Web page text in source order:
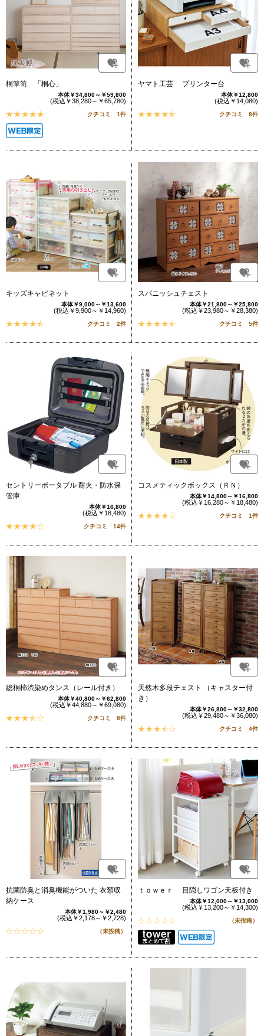
桐箪笥 「桐心」
本体￥34,800～￥59,800
(税込￥38,280～￥65,780)
クチコミ 1件
ヤマト工芸 プリンター台
本体￥12,800
(税込￥14,080)
クチコミ 8件
キッズキャビネット
本体￥9,000～￥13,600
(税込￥9,900～￥14,960)
クチコミ 2件
スパニッシュチェスト
本体￥21,800～￥25,800
(税込￥23,980～￥28,380)
クチコミ 5件
セントリーポータブル 耐火・防水保
管庫
本体￥16,800
(税込￥18,480)
クチコミ 14件
コスメティックボックス（ＲＮ）
本体￥14,800～￥16,800
(税込￥16,280～￥18,480)
クチコミ 1件
総桐柿渋染めタンス（レール付き）
本体￥40,800～￥62,800
(税込￥44,880～￥69,080)
クチコミ 8件
天然木多段チェスト （キャスター付
き）
本体￥26,800～￥32,800
(税込￥29,480～￥36,080)
クチコミ 4件
抗菌防臭と消臭機能がついた 衣類収
納ケース
本体￥1,980～￥2,480
(税込￥2,178～￥2,728)
（未投稿）
ｔｏｗｅｒ 目隠しワゴン天板付き
本体￥12,000～￥13,000
(税込￥13,200～￥14,300)
（未投稿）